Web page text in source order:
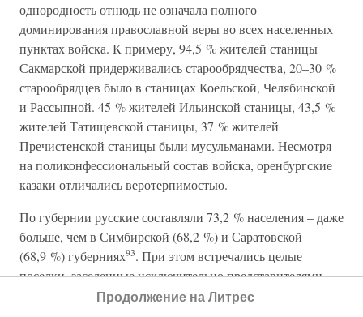
однородность отнюдь не означала полного
доминирования православной веры во всех населенных
пунктах войска. К примеру, 94,5 % жителей станицы
Сакмарской придерживались старообрядчества, 20–30 %
старообрядцев было в станицах Коельской, Челябинской
и Рассыпной. 45 % жителей Ильинской станицы, 43,5 %
жителей Татищевской станицы, 37 % жителей
Пречистенской станицы были мусульманами. Несмотря
на поликонфессиональный состав войска, оренбургские
казаки отличались веротерпимостью.
По губернии русские составляли 73,2 % населения – даже
больше, чем в Симбирской (68,2 %) и Саратовской
(68,9 %) губерниях93. При этом встречались целые
поселки, заселенные исключительно представителями
того или иного из национальных меньшинств. К таким
Продолжение на Литрес